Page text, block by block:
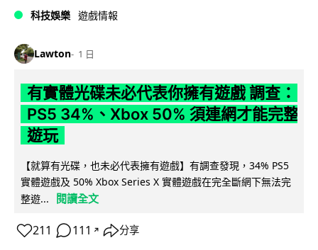
科技娛樂 遊戲情報
Lawton 1 日
有實體光碟未必代表你擁有遊戲 調查：
PS5 34%、Xbox 50% 須連網才能完整
遊玩
【就算有光碟，也未必代表擁有遊戲】有調查發現，34% PS5
實體遊戲及 50% Xbox Series X 實體遊戲在完全斷網下無法完
整遊...
閱讀全文
211 111 ↗ 分享